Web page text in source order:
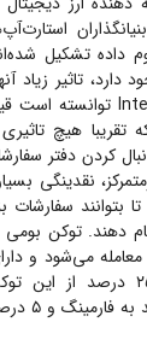
داده تشکیل
دارد، تاثیر زیاد
توانسته است
تقریبا هیچ
کردن دفتر
نقدینگی
بتوانند
دهند. توکن بومی
میلیون عددی است. ۲۵